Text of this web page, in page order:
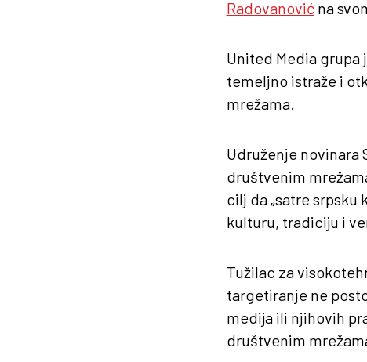
Radovanovićna
United Media grupa
temeljno istraže i
mrežama.
Udruženje novinara
društvenim
cilj da „satre srpsku
kulturu, tradiciju i
Tužilac za
targetiranje ne
medija ili njihovih
društvenim